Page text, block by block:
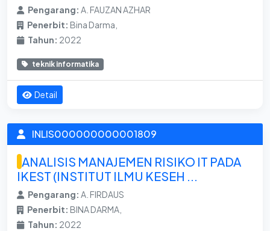
Pengarang: A. FAUZAN AZHAR
Penerbit: Bina Darma,
Tahun: 2022
teknik informatika
Detail
INLIS000000000001809
ANALISIS MANAJEMEN RISIKO IT PADA
IKEST (INSTITUT ILMU KESEH ...
Pengarang: A. FIRDAUS
Penerbit: BINA DARMA,
Tahun: 2022